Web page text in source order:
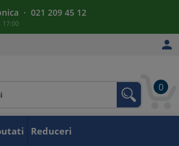
· 021 209 45 12
17:00

0
Reduceri